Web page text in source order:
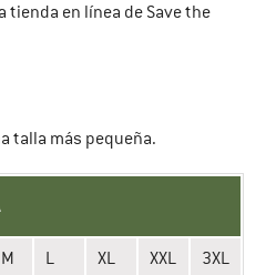
tienda en línea de Save the
talla más pequeña.
M L XL XXL 3XL